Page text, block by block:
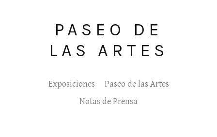
PASEO DE
LAS ARTES
Exposiciones
Paseo de las Artes
Notas de Prensa